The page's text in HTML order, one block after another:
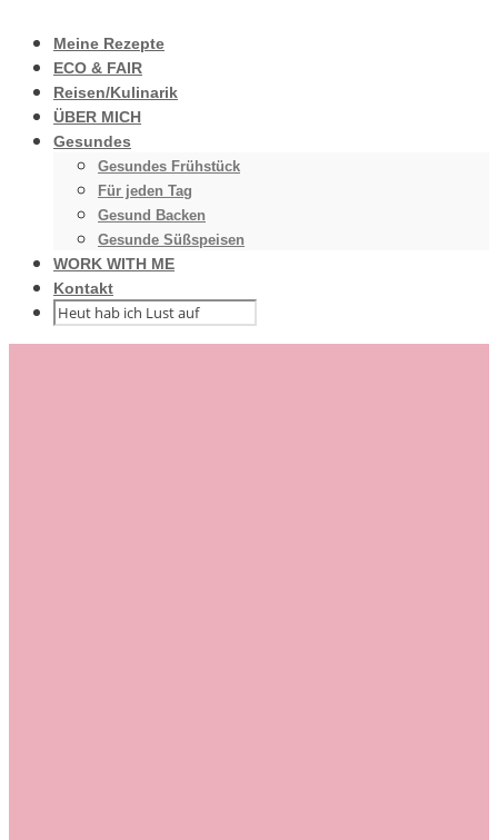
Meine Rezepte
ECO & FAIR
Reisen/Kulinarik
ÜBER MICH
Gesundes
Gesundes Frühstück
Für jeden Tag
Gesund Backen
Gesunde Süßspeisen
WORK WITH ME
Kontakt